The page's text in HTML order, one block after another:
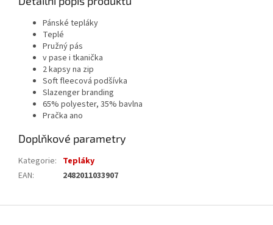
Pánské tepláky
Teplé
Pružný pás
v pase i tkanička
2 kapsy na zip
Soft fleecová podšívka
Slazenger branding
65% polyester, 35% bavlna
Pračka ano
Doplňkové parametry
Kategorie: Tepláky
EAN: 2482011033907